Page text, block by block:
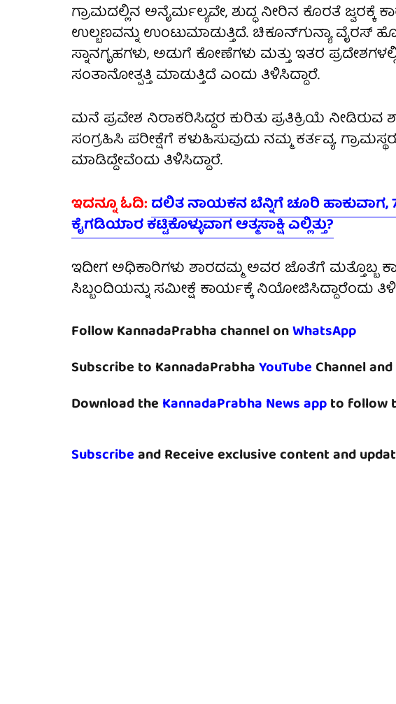
ಗ್ರಾಮದಲ್ಲಿನ ಅನೈರ್ಮಲ್ಯವೇ, ಶುದ್ಧ ನೀರಿನ ಕೊರತೆ ಜ್ವರಕ್ಕೆ
ಉಲ್ಬಣವನ್ನು ಉಂಟುಮಾಡುತ್ತಿದೆ. ಚಿಕೂನ್‌ಗುನ್ಯಾ ವೈರಸ್‌
ಸ್ನಾನಗೃಹಗಳು, ಅಡುಗೆ ಕೋಣೆಗಳು ಮತ್ತು ಇತರ
ಸಂತಾನೋತ್ಪತ್ತಿ ಮಾಡುತ್ತಿದೆ ಎಂದು ತಿಳಿಸಿದ್ದಾರೆ.
ಮನೆ ಪ್ರವೇಶ ನಿರಾಕರಿಸಿದ್ದರ ಕುರಿತು ಪ್ರತಿಕ್ರಿಯೆ
ಸಂಗ್ರಹಿಸಿ ಪರೀಕ್ಷೆಗೆ ಕಳುಹಿಸುವುದು ನಮ್ಮ ಕರ್ತವ್ಯ.
ಮಾಡಿದ್ದೇವೆಂದು ತಿಳಿಸಿದ್ದಾರೆ.
ಇದನ್ನೂ ಓದಿ:ದಲಿತ ನಾಯಕನ ಬೆನ್ನಿಗೆ ಚೂರಿ
ಕೈಗಡಿಯಾರ ಕಟ್ಟಿಕೊಳ್ಳುವಾಗ ಆತ್ಮಸಾಕ್ಷಿ ಎಲ್ಲಿತ್ತು?
ಇದೀಗ ಅಧಿಕಾರಿಗಳು ಶಾರದಮ್ಮ ಅವರ ಜೊತೆಗೆ ಮತ್ತೊಬ್ಬ
ಸಿಬ್ಬಂದಿಯನ್ನು ಸಮೀಕ್ಷೆ ಕಾರ್ಯಕ್ಕೆ ನಿಯೋಜಿಸಿದ್ದಾರೆಂದು
Follow KannadaPrabha channel onWhatsApp
Subscribe to KannadaPrabhaYouTubeChannel
Download the KannadaPrabha News appto follow
Subscribeand Receive exclusive content and